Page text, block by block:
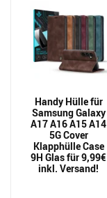
Handy Hülle für
Samsung Galaxy
A17 A16 A15 A14
5G Cover
Klapphülle Case
9H Glas für 9,99€
inkl. Versand!